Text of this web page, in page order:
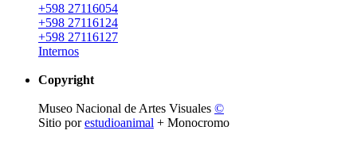
+598 27116054
+598 27116124
+598 27116127
Internos
Copyright
Museo Nacional de Artes Visuales ©
Sitio porestudioanimal + Monocromo